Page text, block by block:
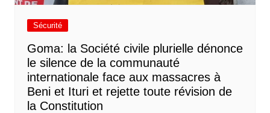
Sécurité
Goma: la Société civile plurielle dénonce
le silence de la communauté
internationale face aux massacres à
Beni et Ituri et rejette toute révision de
la Constitution